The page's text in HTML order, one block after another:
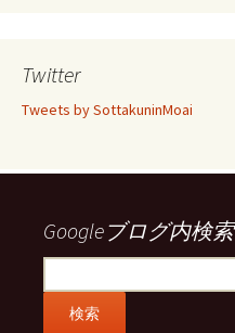
フ
ー
フ
ー ー ー
示
Twitter
Tweets by SottakuninMoai
Googleブログ内検索